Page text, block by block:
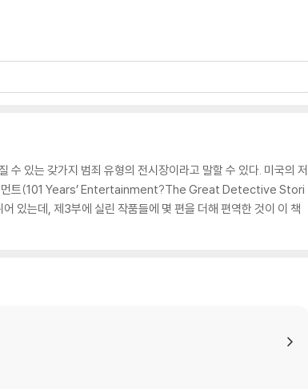
있는 갖가지 범죄 유형의 전시장이라고 말할 수 있다. 미국의 저
인먼트(101 Years’ Entertainment?The Great Detective Stori
있는데, 제3부에 실린 작품들에 몇 편을 더해 편역한 것이 이 책